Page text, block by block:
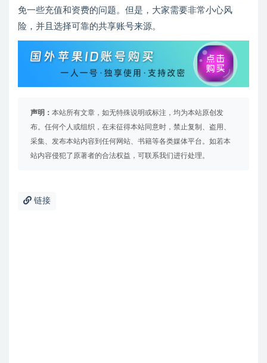
免一些充值和资费的问题。但是，大家需要非常小心风
险，并且选择可靠的共享账号来源。
声明： 本站所有文章，如无特殊说明或标注，均为本站原创发
布。任何个人或组织，在未征得本站同意时，禁止复制、盗用、
采集、发布本站内容到任何网站、书籍等各类媒体平台。如若本
站内容侵犯了原著者的合法权益，可联系我们进行处理。
链接